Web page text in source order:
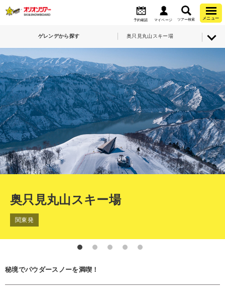
予約確認 マイページ ツアー検索 メニュー
ゲレンデから探す 奥只見丸山スキー場
奥只見丸山スキー場
関東発
秘境でパウダースノーを満喫！